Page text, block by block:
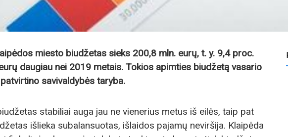
miesto biudžetas sieks 200,8 mln. eurų, t. y. 9,4 proc.
daugiau nei 2019 metais. Tokios apimties biudžetą vasario
savivaldybės taryba.
stabiliai auga jau ne vienerius metus iš eilės, taip pat
išlieka subalansuotas, išlaidos pajamų neviršija. Klaipėda